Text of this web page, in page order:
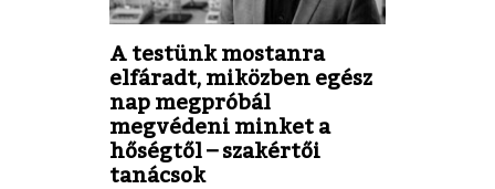
A testünk mostanra
elfáradt, miközben egész
nap megpróbál
megvédeni minket a
hőségtől – szakértői
tanácsok